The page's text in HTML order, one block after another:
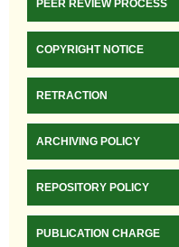
PEER REVIEW PROCESS
COPYRIGHT NOTICE
RETRACTION
ARCHIVING POLICY
REPOSITORY POLICY
PUBLICATION CHARGE